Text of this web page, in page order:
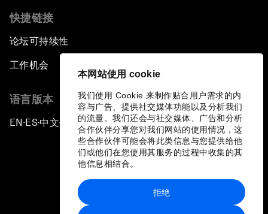
本网站使用 cookie
我们使用 Cookie 来制作贴合用户需求的内
容与广告、提供社交媒体功能以及分析我们
的流量。我们还会与社交媒体、广告和分析
合作伙伴分享您对我们网站的使用情况，这
些合作伙伴可能会将此类信息与您提供给他
们或他们在您使用其服务的过程中收集的其
他信息相结合。
拒绝
China's Global Ambitions
Unblocking Blockchain
Welcome to the Annual Meeting of the New
Champions 2016
Opening Plenary with Premier Li Keqiang
Financing China's Growth Agenda
快捷链接
论坛可持续性
工作机会
语言版本
EN ▪ES▪中文▪ 日本語